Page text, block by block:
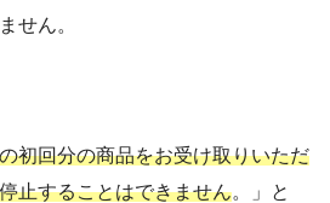
せん。
初回分の商品をお受け取りいただ
止することはできません。」と